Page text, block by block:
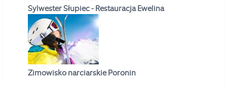
Sylwester Słupiec - Restauracja Ewelina
Zimowisko narciarskie Poronin